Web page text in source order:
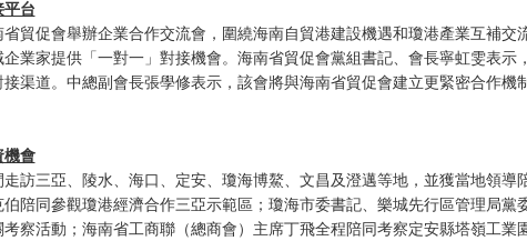
平台
貿促會舉辦企業合作交流會，圍繞海南自貿港建設機遇和瓊港產業互補交
業家提供「一對一」對接機會。海南省貿促會黨組書記、會長寧虹雯表示
渠道。中總副會長張學修表示，該會將與海南省貿促會建立更緊密合作機
機會
訪三亞、陵水、海口、定安、瓊海博鰲、文昌及澄邁等地，並獲當地領導
陪同參觀瓊港經濟合作三亞示範區；瓊海市委書記、樂城先行區管理局黨
察活動；海南省工商聯（總商會）主席丁飛全程陪同考察定安縣塔嶺工業